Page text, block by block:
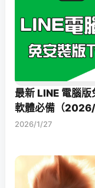
最新 LINE 電腦
軟體必備（2026/
2026/1/27